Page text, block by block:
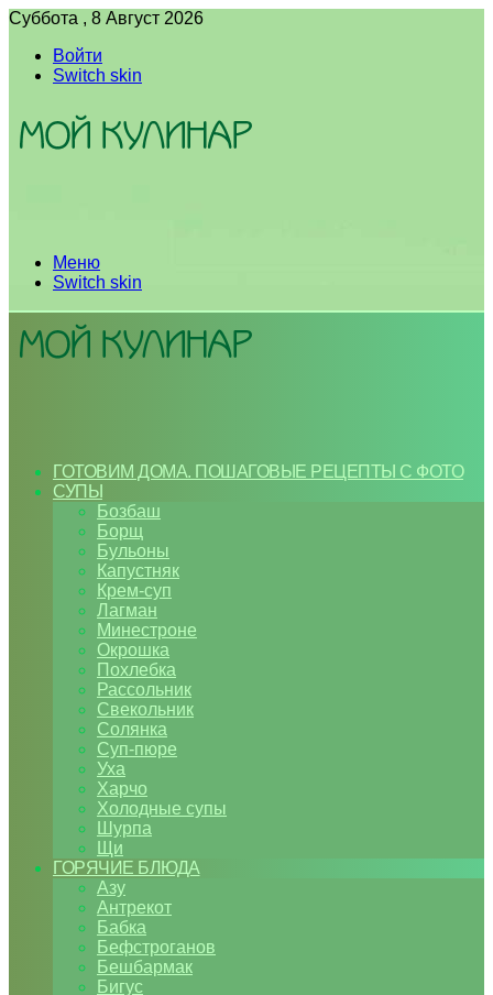
Суббота , 8 Август 2026
Войти
Switch skin
Меню
Switch skin
ГОТОВИМ ДОМА. ПОШАГОВЫЕ РЕЦЕПТЫ С ФОТО
СУПЫ
Бозбаш
Борщ
Бульоны
Капустняк
Крем-суп
Лагман
Минестроне
Окрошка
Похлебка
Рассольник
Свекольник
Солянка
Суп-пюре
Уха
Харчо
Холодные супы
Шурпа
Щи
ГОРЯЧИЕ БЛЮДА
Азу
Антрекот
Бабка
Бефстроганов
Бешбармак
Бигус